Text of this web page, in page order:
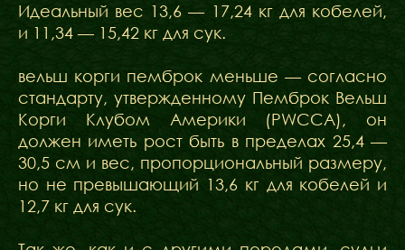
Идеальный вес 13,6 — 17,24 кг для кобелей,
и 11,34 — 15,42 кг для сук.
вельш корги пемброк меньше — согласно
стандарту, утвержденному Пемброк Вельш
Корги Клубом Америки (PWCCA), он
должен иметь рост быть в пределах 25,4 —
30,5 см и вес, пропорциональный размеру,
но не превышающий 13,6 кг для кобелей и
12,7 кг для сук.